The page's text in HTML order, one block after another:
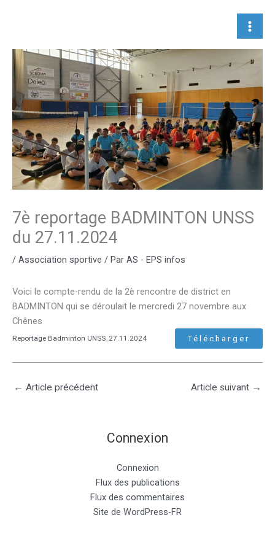
7è reportage BADMINTON UNSS
du 27.11.2024
/ Association sportive / Par AS - EPS infos
Voici le compte-rendu de la 2è rencontre de district en
BADMINTON qui se déroulait le mercredi 27 novembre aux
Chênes
Reportage Badminton UNSS_27.11.2024 Télécharger
← Article précédent Article suivant →
Connexion
Connexion
Flux des publications
Flux des commentaires
Site de WordPress-FR